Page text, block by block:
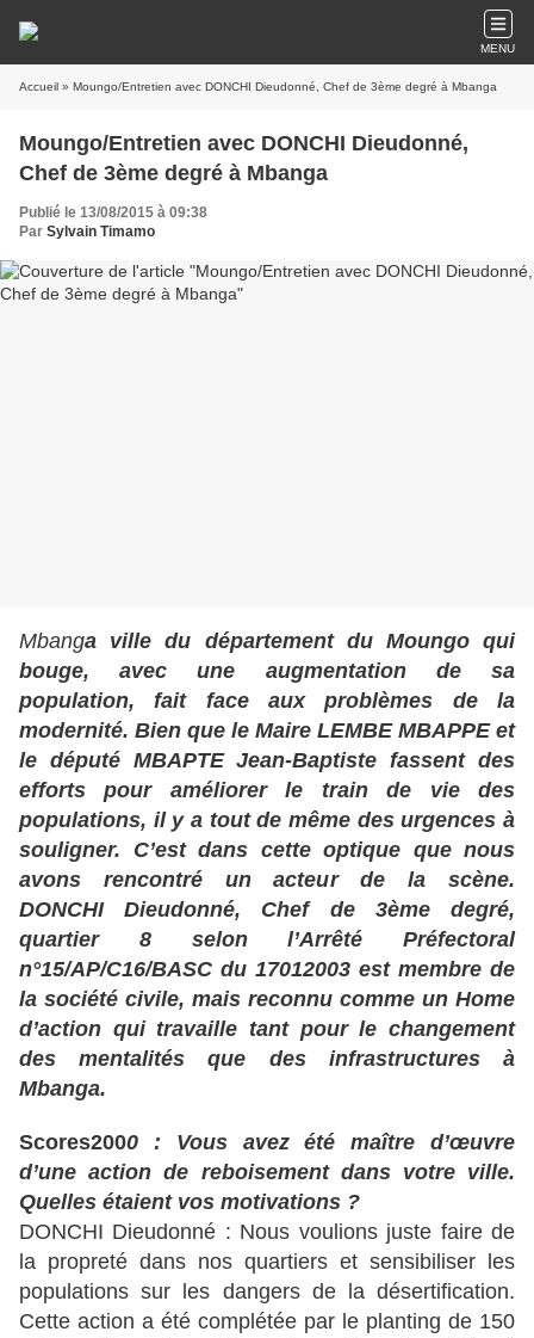
MENU
Accueil » Moungo/Entretien avec DONCHI Dieudonné, Chef de 3ème degré à Mbanga
Moungo/Entretien avec DONCHI Dieudonné,
Chef de 3ème degré à Mbanga
Publié le 13/08/2015 à 09:38
Par Sylvain Timamo
Mbanga ville du département du Moungo qui
bouge, avec une augmentation de sa
population, fait face aux problèmes de la
modernité. Bien que le Maire LEMBE MBAPPE et
le député MBAPTE Jean-Baptiste fassent des
efforts pour améliorer le train de vie des
populations, il y a tout de même des urgences à
souligner. C’est dans cette optique que nous
avons rencontré un acteur de la scène.
DONCHI Dieudonné, Chef de 3ème degré,
quartier 8 selon l’Arrêté Préfectoral
n°15/AP/C16/BASC du 17012003 est membre de
la société civile, mais reconnu comme un Home
d’action qui travaille tant pour le changement
des mentalités que des infrastructures à
Mbanga.
Scores2000 : Vous avez été maître d’œuvre
d’une action de reboisement dans votre ville.
Quelles étaient vos motivations ?
DONCHI Dieudonné : Nous voulions juste faire de
la propreté dans nos quartiers et sensibiliser les
populations sur les dangers de la désertification.
Cette action a été complétée par le planting de 150